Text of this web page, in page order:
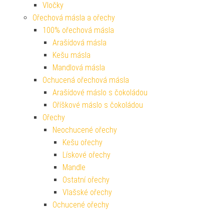
Vločky
Ořechová másla a ořechy
100% ořechová másla
Arašídová másla
Kešu másla
Mandlová másla
Ochucená ořechová másla
Arašídové máslo s čokoládou
Oříškové máslo s čokoládou
Ořechy
Neochucené ořechy
Kešu ořechy
Lískové ořechy
Mandle
Ostatní ořechy
Vlašské ořechy
Ochucené ořechy